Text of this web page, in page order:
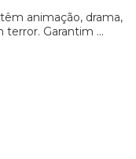
animação, drama,
Garantim ...